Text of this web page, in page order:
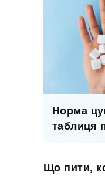
Норма
таблиця
Що пити,